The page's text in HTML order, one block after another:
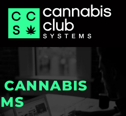
CANNABIS